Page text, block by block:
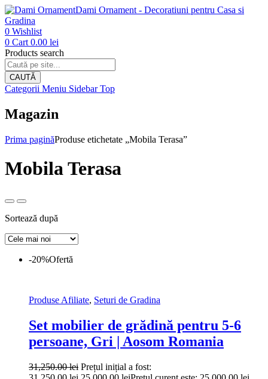
Dami Ornament - Decoratiuni pentru Casa si
Gradina
0 Wishlist
0 Cart 0.00 lei
Products search
CAUTĂ
Categorii Meniu Sidebar Top
Magazin
Prima paginăProduse etichetate „Mobila Terasa”
Mobila Terasa
Sortează după
-20%Ofertă
Produse Afiliate, Seturi de Gradina
Set mobilier de grădină pentru 5-6
persoane, Gri | Aosom Romania
31,250.00lei Prețul inițial a fost: